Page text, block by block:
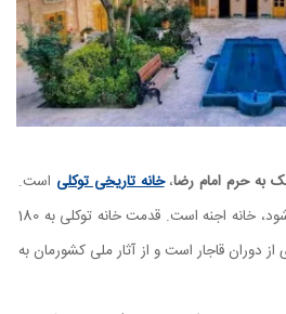
به حرم امام رضا،خانه تاریخی توکلی است.
نام دیگری که با آن شناخته می‌شود، خانه اجنه است. قدمت خانه توکلی به 180
دوران قاجار است و از آثار ملی کشورمان به